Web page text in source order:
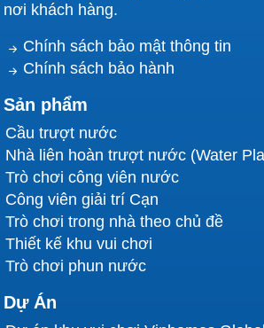
nơi khách hàng.
Chính sách bảo mật thông tin
Chính sách bảo hành
Sản phẩm
Cầu trượt nước
Nhà liên hoàn trượt nước (Water
Trò chơi công viên nước
Công viên giải trí Cạn
Trò chơi trong nhà theo chủ đề
Thiết kế khu vui chơi
Trò chơi phun nước
Dự Án